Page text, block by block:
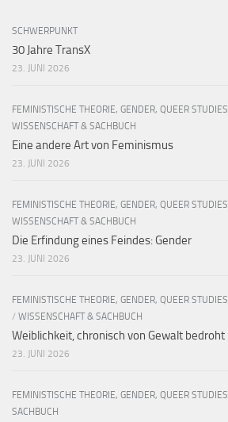
SCHWERPUNKT
30 Jahre TransX
23. JUNI 2026
FEMINISTISCHE THEORIE, GENDER, QUEER STUDIES
WISSENSCHAFT & SACHBUCH
Eine andere Art von Feminismus
23. JUNI 2026
FEMINISTISCHE THEORIE, GENDER, QUEER STUDIES
WISSENSCHAFT & SACHBUCH
Die Erfindung eines Feindes: Gender
23. JUNI 2026
FEMINISTISCHE THEORIE, GENDER, QUEER STUDIES
/ WISSENSCHAFT & SACHBUCH
Weiblichkeit, chronisch von Gewalt bedroht
23. JUNI 2026
FEMINISTISCHE THEORIE, GENDER, QUEER STUDIES
SACHBUCH